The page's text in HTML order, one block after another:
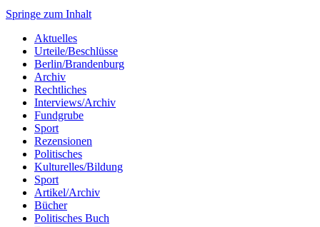
Springe zum Inhalt
Aktuelles
Urteile/Beschlüsse
Berlin/Brandenburg
Archiv
Rechtliches
Interviews/Archiv
Fundgrube
Sport
Rezensionen
Politisches
Kulturelles/Bildung
Sport
Artikel/Archiv
Bücher
Politisches Buch